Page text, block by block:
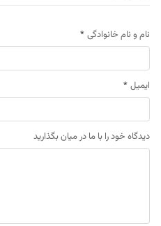
نام و نام خانوادگی *
ایمیل *
دیدگاه خود را با ما در میان بگذارید